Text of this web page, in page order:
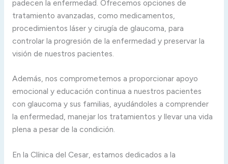
padecen la enfermedad. Ofrecemos opciones de
tratamiento avanzadas, como medicamentos,
procedimientos láser y cirugía de glaucoma, para
controlar la progresión de la enfermedad y preservar la
visión de nuestros pacientes.
Además, nos comprometemos a proporcionar apoyo
emocional y educación continua a nuestros pacientes
con glaucoma y sus familias, ayudándoles a comprender
la enfermedad, manejar los tratamientos y llevar una vida
plena a pesar de la condición.
En la Clínica del Cesar, estamos dedicados a la